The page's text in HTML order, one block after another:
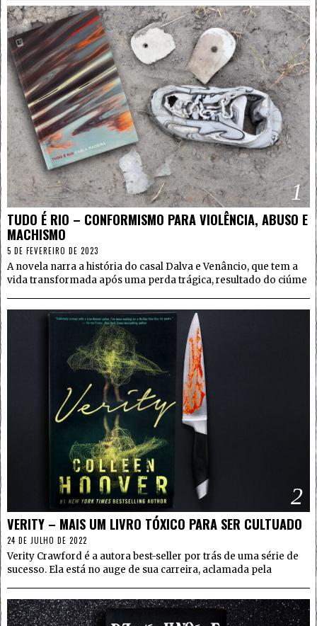
1
TUDO É RIO – CONFORMISMO PARA VIOLÊNCIA, ABUSO E
MACHISMO
5 DE FEVEREIRO DE 2023
A novela narra a história do casal Dalva e Venâncio, que tem a
vida transformada após uma perda trágica, resultado do ciúme
2
VERITY – MAIS UM LIVRO TÓXICO PARA SER CULTUADO
24 DE JULHO DE 2022
Verity Crawford é a autora best-seller por trás de uma série de
sucesso. Ela está no auge de sua carreira, aclamada pela